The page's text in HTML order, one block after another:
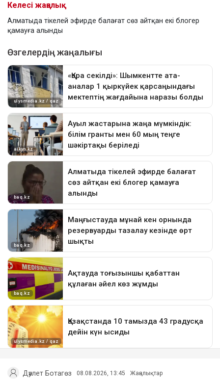
Келесі жаңалық
Алматыда тікелей эфирде балағат сөз айтқан екі блогер
қамауға алынды
Дәулет Ботагөз 08.08.2026, 13:45 Жаңалықтар